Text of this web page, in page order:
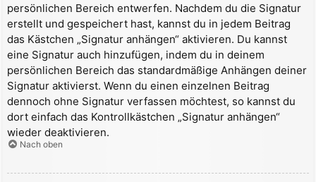
persönlichen Bereich entwerfen. Nachdem du die Signatur
erstellt und gespeichert hast, kannst du in jedem Beitrag
das Kästchen „Signatur anhängen“ aktivieren. Du kannst
eine Signatur auch hinzufügen, indem du in deinem
persönlichen Bereich das standardmäßige Anhängen deiner
Signatur aktivierst. Wenn du einen einzelnen Beitrag
dennoch ohne Signatur verfassen möchtest, so kannst du
dort einfach das Kontrollkästchen „Signatur anhängen“
wieder deaktivieren.
Nach oben